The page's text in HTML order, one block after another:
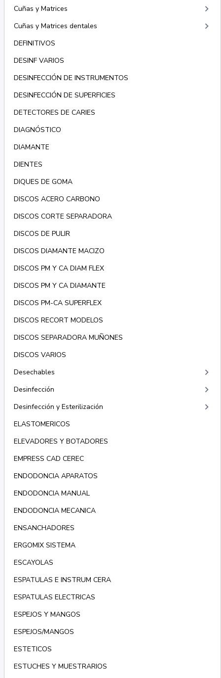
Cuñas y Matrices keyboard_arrow_right
Cuñas y Matrices dentales keyboard_arrow_right
DEFINITIVOS
DESINF VARIOS
DESINFECCIÓN DE INSTRUMENTOS
DESINFECCIÓN DE SUPERFICIES
DETECTORES DE CARIES
DIAGNÓSTICO
DIAMANTE
DIENTES
DIQUES DE GOMA
DISCOS ACERO CARBONO
DISCOS CORTE SEPARADORA
DISCOS DE PULIR
DISCOS DIAMANTE MACIZO
DISCOS PM Y CA DIAM FLEX
DISCOS PM Y CA DIAMANTE
DISCOS PM-CA SUPERFLEX
DISCOS RECORT MODELOS
DISCOS SEPARADORA MUÑONES
DISCOS VARIOS
Desechables
keyboard_arrow_right
Desinfección keyboard_arrow_right
Desinfección y Esterilización keyboard_arrow_right
ELASTOMERICOS
ELEVADORES Y BOTADORES
EMPRESS CAD CEREC
ENDODONCIA APARATOS
ENDODONCIA MANUAL
ENDODONCIA MECANICA
ENSANCHADORES
ERGOMIX SISTEMA
ESCAYOLAS
ESPATULAS E INSTRUM CERA
ESPATULAS ELECTRICAS
ESPEJOS Y MANGOS
ESPEJOS/MANGOS
ESTETICOS
ESTUCHES Y MUESTRARIOS